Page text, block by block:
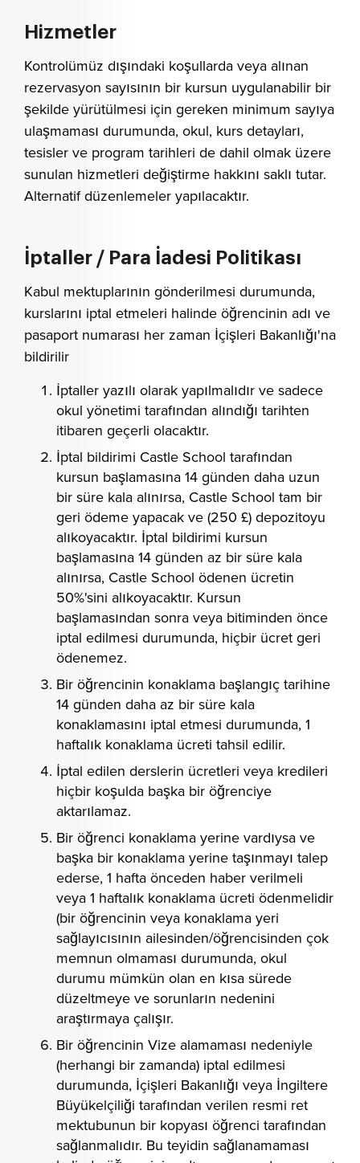
Hizmetler
Kontrolümüz dışındaki koşullarda veya alınan
rezervasyon sayısının bir kursun uygulanabilir bir
şekilde yürütülmesi için gereken minimum sayıya
ulaşmaması durumunda, okul, kurs detayları,
tesisler ve program tarihleri de dahil olmak üzere
sunulan hizmetleri değiştirme hakkını saklı tutar.
Alternatif düzenlemeler yapılacaktır.
İptaller / Para İadesi Politikası
Kabul mektuplarının gönderilmesi durumunda,
kurslarını iptal etmeleri halinde öğrencinin adı ve
pasaport numarası her zaman İçişleri Bakanlığı'na
bildirilir
İptaller yazılı olarak yapılmalıdır ve sadece
okul yönetimi tarafından alındığı tarihten
itibaren geçerli olacaktır.
İptal bildirimi Castle School tarafından
kursun başlamasına 14 günden daha uzun
bir süre kala alınırsa, Castle School tam bir
geri ödeme yapacak ve (250 £) depozitoyu
alıkoyacaktır. İptal bildirimi kursun
başlamasına 14 günden az bir süre kala
alınırsa, Castle School ödenen ücretin
50%'sini alıkoyacaktır. Kursun
başlamasından sonra veya bitiminden önce
iptal edilmesi durumunda, hiçbir ücret geri
ödenemez.
Bir öğrencinin konaklama başlangıç tarihine
14 günden daha az bir süre kala
konaklamasını iptal etmesi durumunda, 1
haftalık konaklama ücreti tahsil edilir.
İptal edilen derslerin ücretleri veya kredileri
hiçbir koşulda başka bir öğrenciye
aktarılamaz.
Bir öğrenci konaklama yerine vardıysa ve
başka bir konaklama yerine taşınmayı talep
ederse, 1 hafta önceden haber verilmeli
veya 1 haftalık konaklama ücreti ödenmelidir
(bir öğrencinin veya konaklama yeri
sağlayıcısının ailesinden/öğrencisinden çok
memnun olmaması durumunda, okul
durumu mümkün olan en kısa sürede
düzeltmeye ve sorunların nedenini
araştırmaya çalışır.
Bir öğrencinin Vize alamaması nedeniyle
(herhangi bir zamanda) iptal edilmesi
durumunda, İçişleri Bakanlığı veya İngiltere
Büyükelçiliği tarafından verilen resmi ret
mektubunun bir kopyası öğrenci tarafından
sağlanmalıdır. Bu teyidin sağlanamaması